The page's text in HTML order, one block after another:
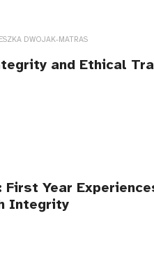
DWOJAK-MATRAS
and Ethical
Year
Integrity